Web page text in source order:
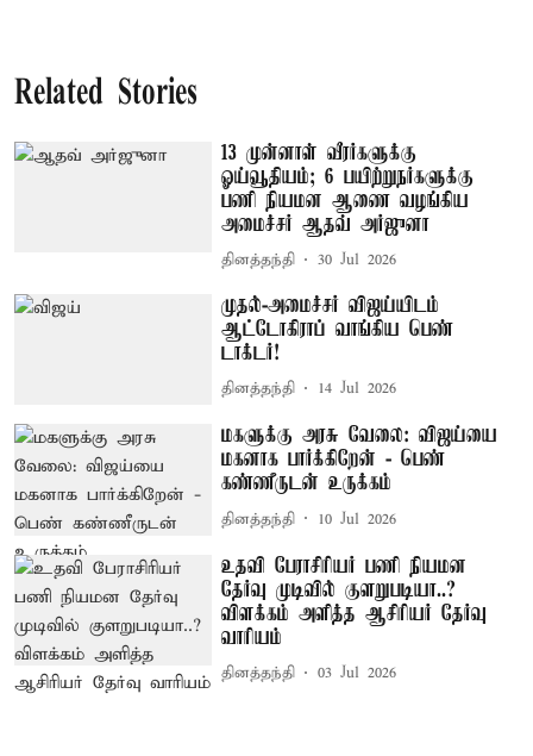
Related Stories
13 முன்னாள் வீரர்களுக்கு
ஓய்வூதியம்; 6 பயிற்றுநர்களுக்கு
பணி நியமன ஆணை வழங்கிய
அமைச்சர் ஆதவ் அர்ஜுனா
தினத்தந்தி 30 Jul 2026
முதல்-அமைச்சர் விஜய்யிடம்
ஆட்டோகிராப் வாங்கிய பெண்
டாக்டர்!
தினத்தந்தி 14 Jul 2026
மகளுக்கு அரசு வேலை: விஜய்யை
மகனாக பார்க்கிறேன் - பெண்
கண்ணீருடன் உருக்கம்
தினத்தந்தி 10 Jul 2026
உதவி பேராசிரியர் பணி நியமன
தேர்வு முடிவில் குளறுபடியா..?
விளக்கம் அளித்த ஆசிரியர் தேர்வு
வாரியம்
தினத்தந்தி 03 Jul 2026